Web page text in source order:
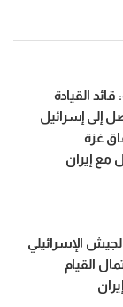
قائد القيادة
إلى إسرائيل
غزة
مع إيران
الجيش الإسرائيلي
القيام